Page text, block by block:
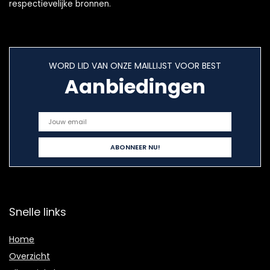
respectievelijke bronnen.
WORD LID VAN ONZE MAILLIJST VOOR BEST
Aanbiedingen
Snelle links
Home
Overzicht